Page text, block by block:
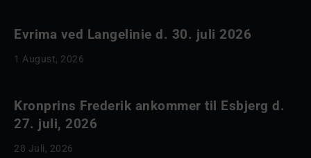
Evrima ved Langelinie d. 30. juli 2026
1 August, 2026
Kronprins Frederik ankommer til Esbjerg d.
27. juli, 2026
28 Juli, 2026